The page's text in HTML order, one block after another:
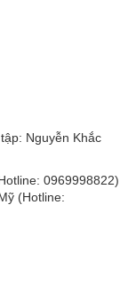
Nguyễn Khắc
0969998822)
(Hotline: